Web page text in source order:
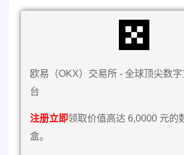
欧易（OKX）交易所 - 全球顶尖数
台
注册立即领取价值高达 6,0000 元的
盒。